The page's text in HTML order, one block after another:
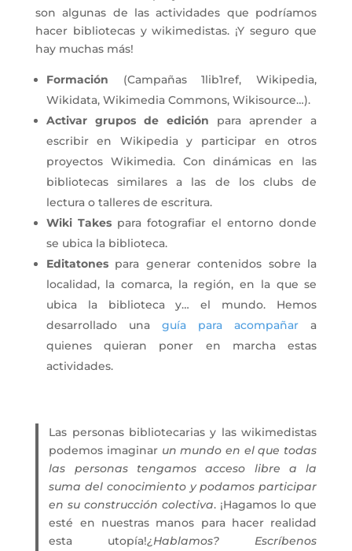
son algunas de las actividades que podríamos
hacer bibliotecas y wikimedistas. ¡Y seguro que
hay muchas más!
Formación (Campañas 1lib1ref, Wikipedia,
Wikidata, Wikimedia Commons, Wikisource…).
Activar grupos de edición para aprender a
escribir en Wikipedia y participar en otros
proyectos Wikimedia. Con dinámicas en las
bibliotecas similares a las de los clubs de
lectura o talleres de escritura.
Wiki Takes para fotografiar el entorno donde
se ubica la biblioteca.
​Editatonespara generar contenidos sobre la
localidad, la comarca, la región, en la que se
ubica la biblioteca y… el mundo. Hemos
desarrollado una guía para acompañar a
quienes quieran poner en marcha estas
actividades.
Las personas bibliotecarias y las wikimedistas
podemos imaginar un mundo en el que todas
las personas tengamos acceso libre a la
suma del conocimiento y podamos participar
en su construcción colectiva. ¡Hagamos lo que
esté en nuestras manos para hacer realidad
esta utopía!¿Hablamos? Escríbenos